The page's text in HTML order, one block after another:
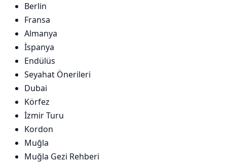
Berlin
Fransa
Almanya
İspanya
Endülüs
Seyahat Önerileri
Dubai
Körfez
İzmir Turu
Kordon
Muğla
Muğla Gezi Rehberi